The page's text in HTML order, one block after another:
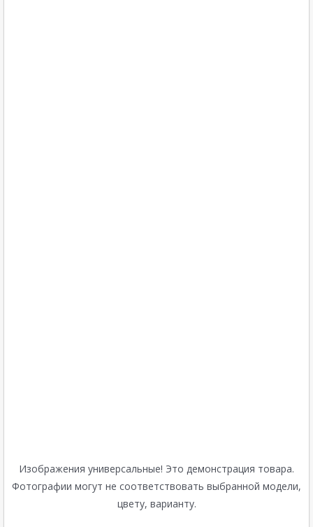
Изображения универсальные! Это демонстрация товара.
Фотографии могут не соответствовать выбранной модели,
цвету, варианту.